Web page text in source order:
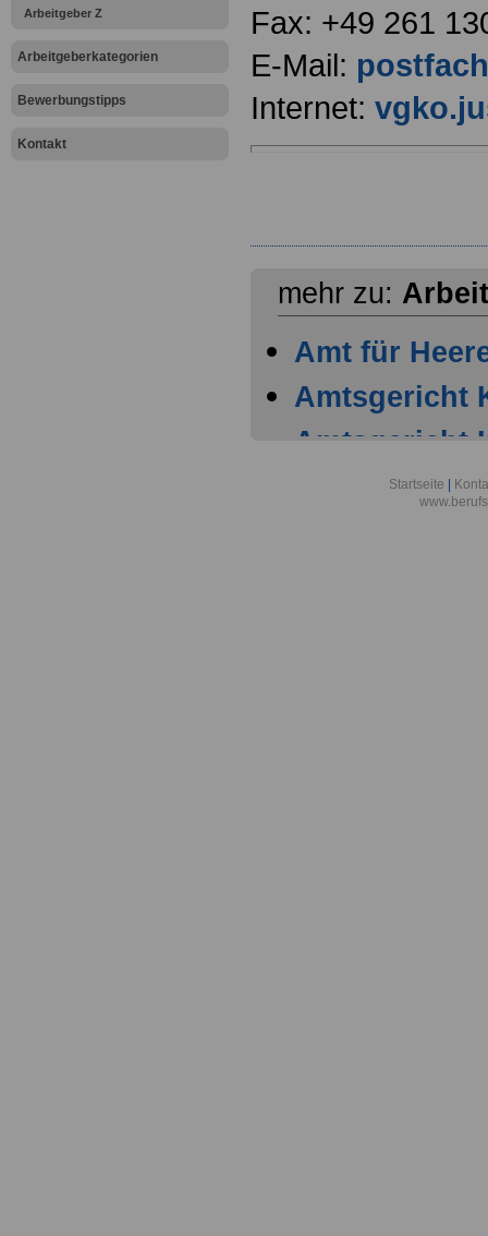
Arbeitgeber Z
Arbeitgeberkategorien
Bewerbungstipps
Kontakt
Fax: +49 261
E-Mail:
Internet:
mehr zu:
Amt für
Amtsgericht
Amtsgericht
Amtsgericht
Startseite